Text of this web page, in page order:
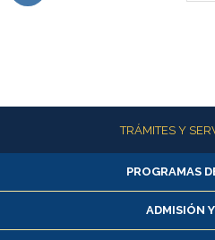
Más informaciónTRÁMITES Y
Alumnas/os y
Matrícula
Inscripción y
PROGRAMAS
ADMISIÓN